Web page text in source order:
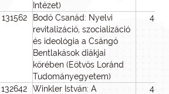
Intézet)
131562
Bodó Csanád: Nyelvi
revitalizáció, szocializáció
és ideológia a Csángó
Bentlakások diákjai
körében (Eötvös Loránd
Tudományegyetem)
48
132642
Winkler István: A
48